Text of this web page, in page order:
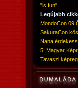
"is fun"
Legújabb
MondoCon 09
SakuraCon
Nana
5. Magyar
Tavaszi